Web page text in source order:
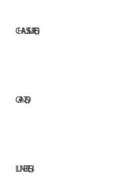
CHAUSSURES1
GANTS9
LUNETTES3